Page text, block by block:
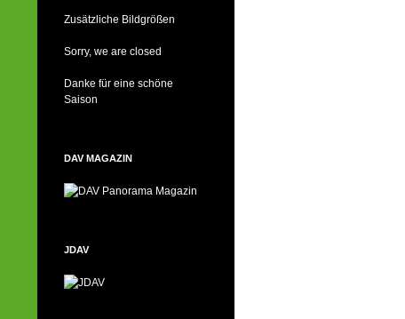
Zusätzliche Bildgrößen
Sorry, we are closed
Danke für eine schöne
Saison
DAV MAGAZIN
JDAV